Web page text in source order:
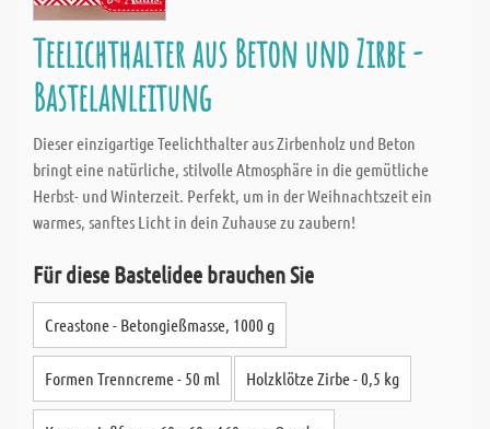
Teelichthalter aus Beton und Zirbe -
Bastelanleitung
Dieser einzigartige Teelichthalter aus Zirbenholz und Beton
bringt eine natürliche, stilvolle Atmosphäre in die gemütliche
Herbst- und Winterzeit. Perfekt, um in der Weihnachtszeit ein
warmes, sanftes Licht in dein Zuhause zu zaubern!
Für diese Bastelidee brauchen Sie
Creastone - Betongießmasse, 1000 g
Formen Trenncreme - 50 ml Holzklötze Zirbe - 0,5 kg